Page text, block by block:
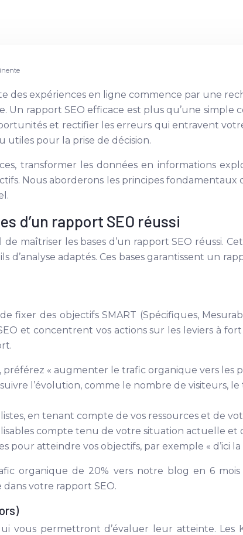
des expériences en ligne commence par une
Un rapport SEO efficace est plus qu’une simple
et rectifier les erreurs qui entravent
pour la prise de décision.
transformer les données en informations
Nous aborderons les principes fondamentaux
d’un rapport SEO réussi
maîtriser les bases d’un rapport SEO réussi.
d’analyse adaptés. Ces bases garantissent un
des objectifs SMART (Spécifiques,
et concentrent vos actions sur les leviers à
« augmenter le trafic organique vers les
l’évolution, comme le nombre de visiteurs,
en tenant compte de vos ressources et de
compte tenu de votre situation actuelle et
pour atteindre vos objectifs, par exemple « d’ici la
organique de 20% vers notre blog en 6
votre rapport SEO.
vous permettront d’évaluer leur atteinte.